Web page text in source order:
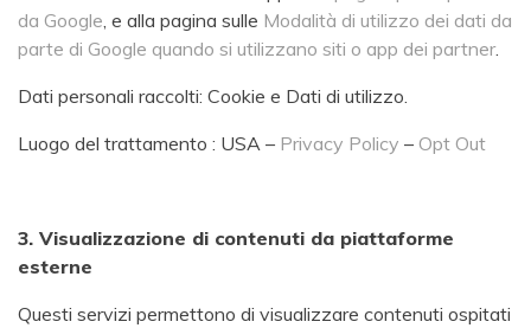
da Google, e alla pagina sulle Modalità di utilizzo dei dati da
parte di Google quando si utilizzano siti o app dei partner.
Dati personali raccolti: Cookie e Dati di utilizzo.
Luogo del trattamento : USA – Privacy Policy – Opt Out
3. Visualizzazione di contenuti da piattaforme
esterne
Questi servizi permettono di visualizzare contenuti ospitati